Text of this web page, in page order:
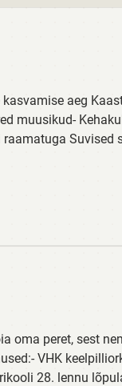
aeg
muusikud-
Suvised
oma peret, sest
VHK
28. lennu